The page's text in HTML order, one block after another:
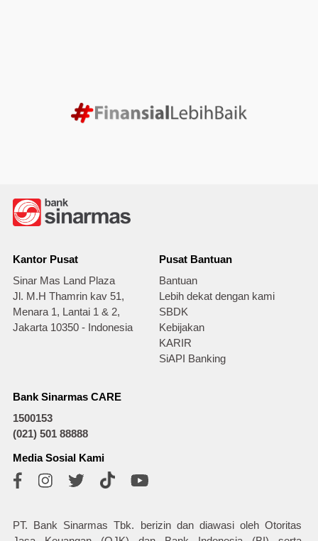
Kantor Pusat
Sinar Mas Land Plaza
Jl. M.H Thamrin kav 51,
Menara 1, Lantai 1 & 2,
Jakarta 10350 - Indonesia
Pusat Bantuan
Bantuan
Lebih dekat dengan kami
SBDK
Kebijakan
KARIR
SiAPI Banking
Bank Sinarmas CARE
1500153
(021) 501 88888
Media Sosial Kami
PT. Bank Sinarmas Tbk. berizin dan diawasi oleh Otoritas